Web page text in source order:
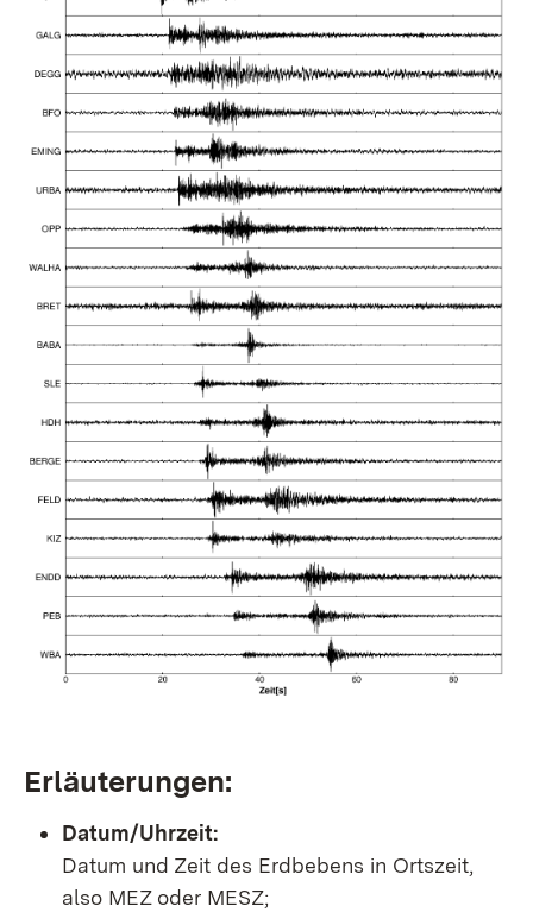
Erläuterungen:
Datum/Uhrzeit:
Datum und Zeit des Erdbebens in Ortszeit,
also MEZ oder MESZ;